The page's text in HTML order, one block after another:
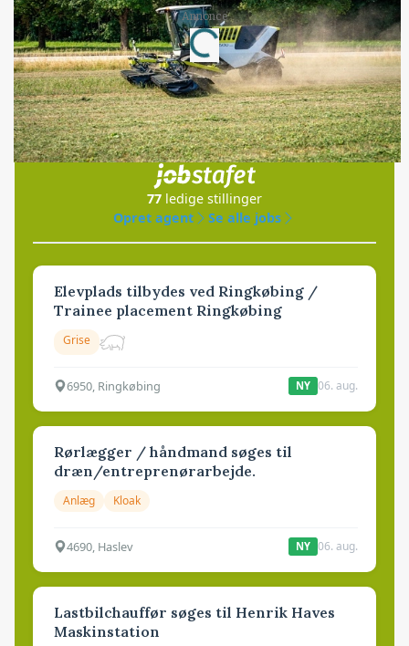
Annonce
Loading...
Jobs
i samarbejde med
77 ledige stillinger
Opret agent
Se alle jobs
Elevplads tilbydes ved Ringkøbing /
Trainee placement Ringkøbing
Grise
6950, Ringkøbing NY 06. aug.
Rørlægger / håndmand søges til
dræn/entreprenørarbejde.
Anlæg Kloak
4690, Haslev NY 06. aug.
Lastbilchauffør søges til Henrik Haves
Maskinstation